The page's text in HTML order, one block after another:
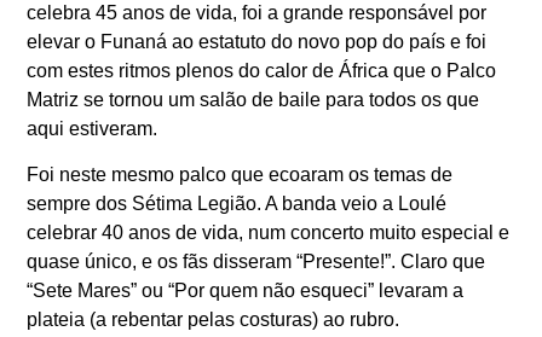
celebra 45 anos de vida, foi a grande responsável por
elevar o Funaná ao estatuto do novo pop do país e foi
com estes ritmos plenos do calor de África que o Palco
Matriz se tornou um salão de baile para todos os que
aqui estiveram.
Foi neste mesmo palco que ecoaram os temas de
sempre dos Sétima Legião. A banda veio a Loulé
celebrar 40 anos de vida, num concerto muito especial e
quase único, e os fãs disseram “Presente!”. Claro que
“Sete Mares” ou “Por quem não esqueci” levaram a
plateia (a rebentar pelas costuras) ao rubro.